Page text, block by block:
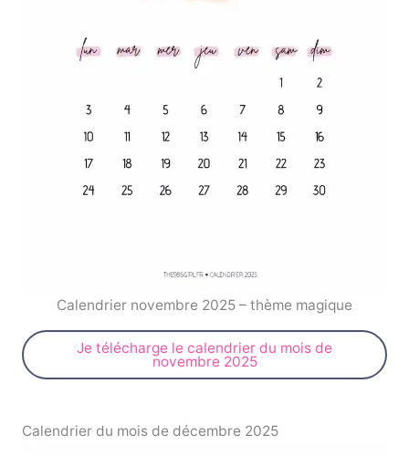
Calendrier novembre 2025 – thème magique
Je télécharge le calendrier du mois de
novembre 2025
Calendrier du mois de décembre 2025